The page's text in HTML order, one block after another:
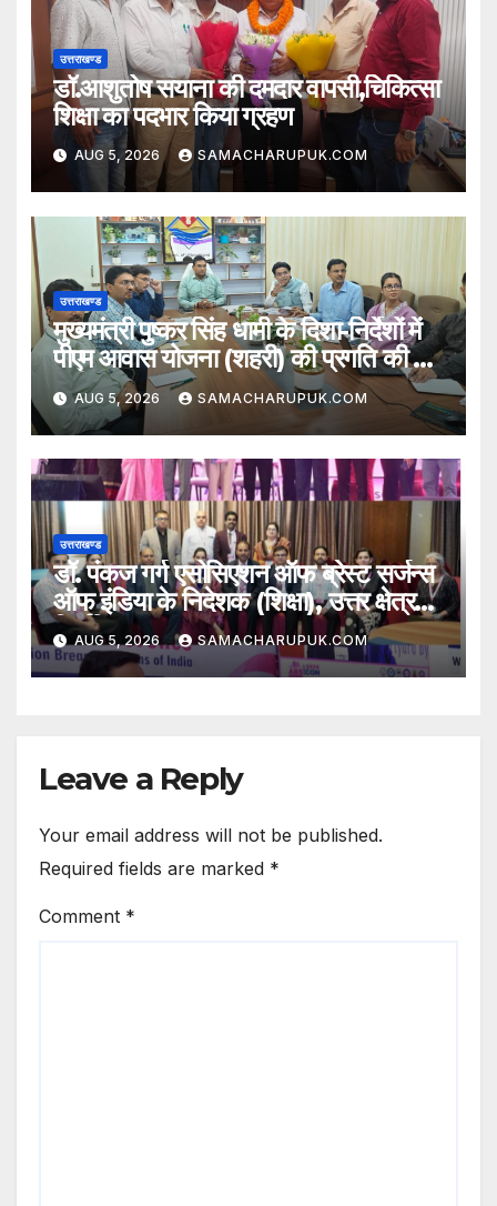
उत्तराखण्ड
डॉ.आशुतोष सयाना की दमदार वापसी,चिकित्सा
शिक्षा का पदभार किया ग्रहण
AUG 5, 2026 SAMACHARUPUK.COM
उत्तराखण्ड
मुख्यमंत्री पुष्कर सिंह धामी के दिशा-निर्देशों में
पीएम आवास योजना (शहरी) की प्रगति की हुई
समीक्षा
AUG 5, 2026 SAMACHARUPUK.COM
उत्तराखण्ड
डॉ. पंकज गर्ग एसोसिएशन ऑफ ब्रेस्ट सर्जन्स
ऑफ इंडिया के निदेशक (शिक्षा), उत्तर क्षेत्र
निर्वाचित
AUG 5, 2026 SAMACHARUPUK.COM
Leave a Reply
Your email address will not be published.
Required fields are marked *
Comment *